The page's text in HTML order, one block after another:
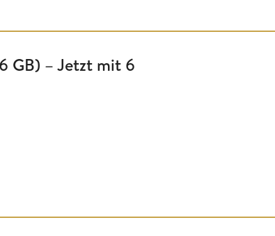
GB) – Jetzt mit 6